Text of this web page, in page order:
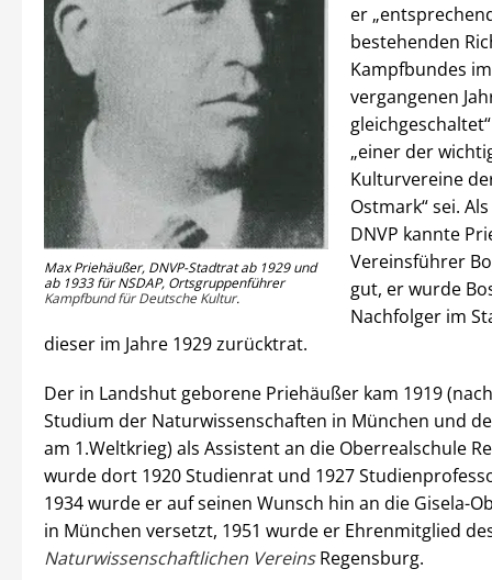
Max Priehäußer, DNVP-Stadtrat ab 1929 und
ab 1933 für NSDAP, Ortsgruppenführer
Kampfbund für Deutsche Kultur.
er
bestehenden
Kampfbundes
vergangenen
„einer der
Kulturvereine
Ostmark“ sei.
DNVP kannte
Vereinsführer
gut, er wurde
Nachfolger im
dieser im Jahre 1929 zurücktrat.
Der in Landshut geborene Priehäußer kam 1919
Studium der Naturwissenschaften in München und
am 1.Weltkrieg) als Assistent an die Oberrealschule
wurde dort 1920 Studienrat und 1927
1934 wurde er auf seinen Wunsch hin an die Gisela-
in München versetzt, 1951 wurde er Ehrenmitglied
Naturwissenschaftlichen VereinsRegensburg.